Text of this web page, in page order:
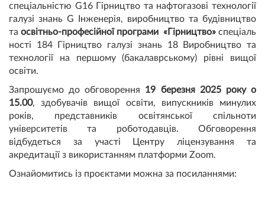
спеціальністю G16 Гірництво та нафтогазові технології
галузі знань G Інженерія, виробництво та будівництво
та освітньо-професійної програми «Гірництво» спеціаль
ності 184 Гірництво галузі знань 18 Виробництво та
технології на першому (бакалаврському) рівні вищої
освіти.
Запрошуємо до обговорення 19 березня 2025 року о
15.00, здобувачів вищої освіти, випускників минулих
років, представників освітянської спільноти
університетів та роботодавців. Обговорення
відбудеться за участі Центру ліцензування та
акредитації з використанням платформи Zoom.
Ознайомитись із проєктами можна за посиланнями: